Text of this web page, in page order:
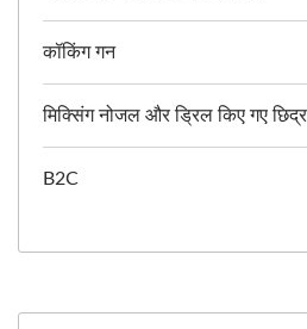
कॉकिंग गन
मिक्सिंग नोजल और ड्रिल किए गए
B2C